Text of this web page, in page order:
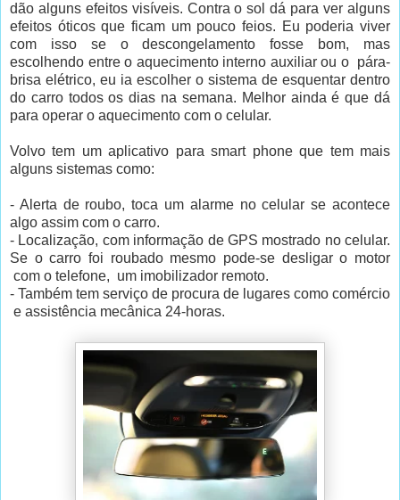
dão alguns efeitos visíveis. Contra o sol dá para ver alguns
efeitos óticos que ficam um pouco feios. Eu poderia viver
com isso se o descongelamento fosse bom, mas
escolhendo entre o aquecimento interno auxiliar ou o pára-
brisa elétrico, eu ia escolher o sistema de esquentar dentro
do carro todos os dias na semana. Melhor ainda é que dá
para operar o aquecimento com o celular.
Volvo tem um aplicativo para smart phone que tem mais
alguns sistemas como:
- Alerta de roubo, toca um alarme no celular se acontece
algo assim com o carro.
- Localização, com informação de GPS mostrado no celular.
Se o carro foi roubado mesmo pode-se desligar o motor
com o telefone, um imobilizador remoto.
- Também tem serviço de procura de lugares como comércio
e assistência mecânica 24-horas.